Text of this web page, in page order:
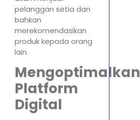
pelanggan setia dan
bahkan
merekomendasikan
produk kepada orang
lain.
Mengoptimalkan
Platform
Digital